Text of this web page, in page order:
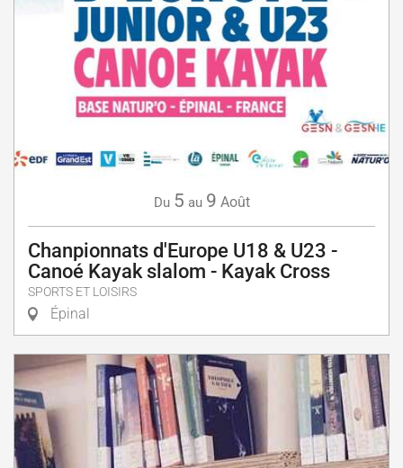
Du 5 au 9 Août
Chanpionnats d'Europe U18 & U23 -
Canoé Kayak slalom - Kayak Cross
SPORTS ET LOISIRS
Épinal